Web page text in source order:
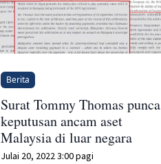
Berita
Surat Tommy Thomas punca
keputusan ancam aset
Malaysia di luar negara
Julai 20, 2022 3:00 pagi